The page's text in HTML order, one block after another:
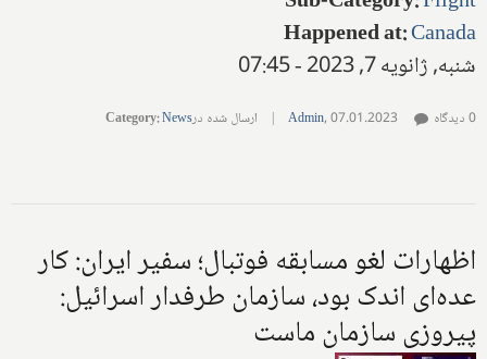
Happened at:Canada
شنبه, ژانویه 7, 2023 - 07:45
Admin,07.01.2023
| ارسال شده در Category:News 0 دیدگاه
اظهارات لغو مسابقه فوتبال؛ سفیر ایران: کار
عده‌ای اندک بود، سازمان طرفدار اسرائیل:
پیروزی سازمان ماست